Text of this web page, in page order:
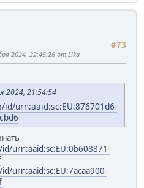
#73
2024, 22:45:26 от Lika
2024, 21:54:54
urn:aaid:sc:EU:876701d6-
urn:aaid:sc:EU:0b608871-
urn:aaid:sc:EU:7acaa900-